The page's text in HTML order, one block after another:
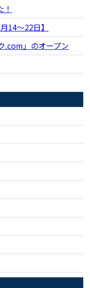
14〜22日】
.com」のオープン